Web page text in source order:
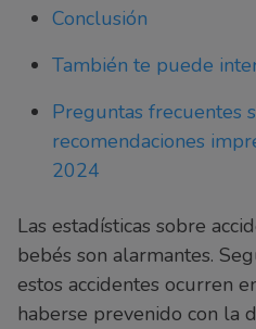
Conclusión
También te puede
Preguntas frecuentes
recomendaciones
2024
Las estadísticas sobre
bebés son alarmantes.
estos accidentes ocurren
haberse prevenido con la